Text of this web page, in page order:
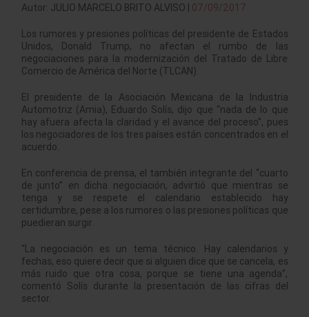
Autor: JULIO MARCELO BRITO ALVISO | 07/09/2017
Los rumores y presiones políticas del presidente de Estados
Unidos, Donald Trump, no afectan el rumbo de las
negociaciones para la modernización del Tratado de Libre
Comercio de América del Norte (TLCAN).
El presidente de la Asociación Mexicana de la Industria
Automotriz (Amia), Eduardo Solís, dijo que “nada de lo que
hay afuera afecta la claridad y el avance del proceso”, pues
los negociadores de los tres países están concentrados en el
acuerdo.
En conferencia de prensa, el también integrante del “cuarto
de junto” en dicha negociación, advirtió que mientras se
tenga y se respete el calendario establecido hay
certidumbre, pese a los rumores o las presiones políticas que
puedieran surgir.
“La negociación es un tema técnico. Hay calendarios y
fechas, eso quiere decir que si alguien dice que se cancela, es
más ruido que otra cosa, porque se tiene una agenda”,
comentó Solís durante la presentación de las cifras del
sector.